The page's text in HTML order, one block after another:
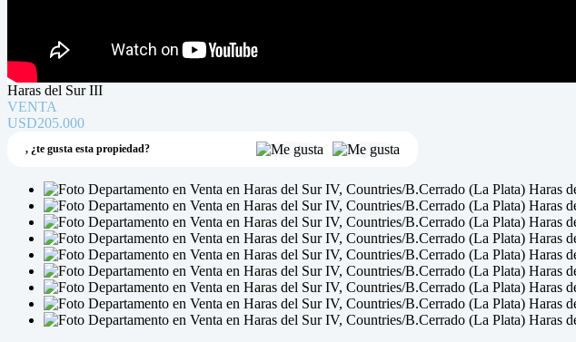
Haras del Sur III
VENTA
USD205.000
, ¿te gusta esta propiedad?